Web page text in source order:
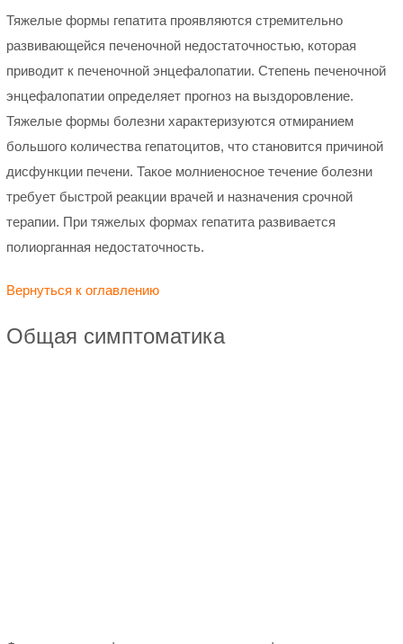
Тяжелые формы гепатита проявляются стремительно
развивающейся печеночной недостаточностью, которая
приводит к печеночной энцефалопатии. Степень печеночной
энцефалопатии определяет прогноз на выздоровление.
Тяжелые формы болезни характеризуются отмиранием
большого количества гепатоцитов, что становится причиной
дисфункции печени. Такое молниеносное течение болезни
требует быстрой реакции врачей и назначения срочной
терапии. При тяжелых формах гепатита развивается
полиорганная недостаточность.
Вернуться к оглавлению
Общая симптоматика